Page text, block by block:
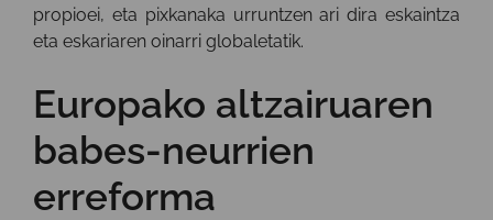
propioei, eta pixkanaka urruntzen ari dira eskaintza
eta eskariaren oinarri globaletatik.
Europako altzairuaren
babes-neurrien
erreforma